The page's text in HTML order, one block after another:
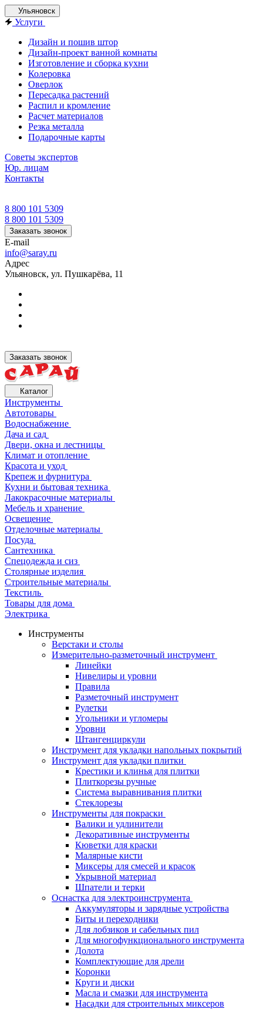
Ульяновск
Услуги
Дизайн и пошив штор
Дизайн-проект ванной комнаты
Изготовление и сборка кухни
Колеровка
Оверлок
Пересадка растений
Распил и кромление
Расчет материалов
Резка металла
Подарочные карты
Советы экспертов
Юр. лицам
Контакты
8 800 101 5309
8 800 101 5309
Заказать звонок
E-mail
info@saray.ru
Адрес
Ульяновск, ул. Пушкарёва, 11
Заказать звонок
Каталог
Инструменты
Автотовары
Водоснабжение
Дача и сад
Двери, окна и лестницы
Климат и отопление
Красота и уход
Крепеж и фурнитура
Кухни и бытовая техника
Лакокрасочные материалы
Мебель и хранение
Освещение
Отделочные материалы
Посуда
Сантехника
Спецодежда и сиз
Столярные изделия
Строительные материалы
Текстиль
Товары для дома
Электрика
Инструменты
Верстаки и столы
Измерительно-разметочный инструмент
Линейки
Нивелиры и уровни
Правила
Разметочный инструмент
Рулетки
Угольники и угломеры
Уровни
Штангенциркули
Инструмент для укладки напольных покрытий
Инструмент для укладки плитки
Крестики и клинья для плитки
Плиткорезы ручные
Система выравнивания плитки
Стеклорезы
Инструменты для покраски
Валики и удлинители
Декоративные инструменты
Кюветки для краски
Малярные кисти
Миксеры для смесей и красок
Укрывной материал
Шпатели и терки
Оснастка для электроинструмента
Аккумуляторы и зарядные устройства
Биты и переходники
Для лобзиков и сабельных пил
Для многофункционального инструмента
Долота
Комплектующие для дрели
Коронки
Круги и диски
Масла и смазки для инструмента
Насадки для строительных миксеров